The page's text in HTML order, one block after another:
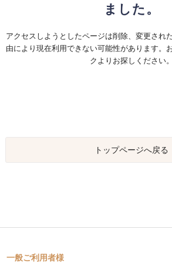
ました。
アクセスしようとしたページは削除、変更され
由により現在利用できない可能性があります。
クよりお探しください。
トップページへ戻る
一般ご利用者様